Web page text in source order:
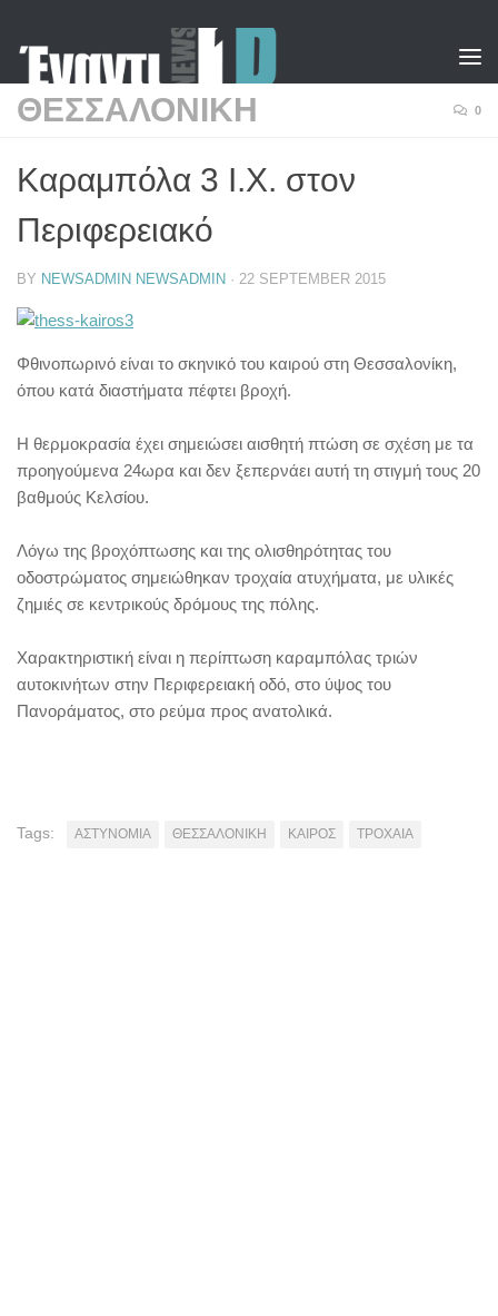
ΘΕΣΣΑΛΟΝΙΚΗ 0
Καραμπόλα 3 Ι.Χ. στον
Περιφερειακό
BY NEWSADMIN NEWSADMIN · 22 SEPTEMBER 2015
Φθινοπωρινό είναι το σκηνικό του καιρού στη Θεσσαλονίκη,
όπου κατά διαστήματα πέφτει βροχή.
Η θερμοκρασία έχει σημειώσει αισθητή πτώση σε σχέση με τα
προηγούμενα 24ωρα και δεν ξεπερνάει αυτή τη στιγμή τους 20
βαθμούς Κελσίου.
Λόγω της βροχόπτωσης και της ολισθηρότητας του
οδοστρώματος σημειώθηκαν τροχαία ατυχήματα, με υλικές
ζημιές σε κεντρικούς δρόμους της πόλης.
Χαρακτηριστική είναι η περίπτωση καραμπόλας τριών
αυτοκινήτων στην Περιφερειακή οδό, στο ύψος του
Πανοράματος, στο ρεύμα προς ανατολικά.
Tags: ΑΣΤΥΝΟΜΙΑ ΘΕΣΣΑΛΟΝΙΚΗ ΚΑΙΡΟΣ ΤΡΟΧΑΙΑ